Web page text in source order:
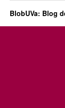
BlobUVa: Blog